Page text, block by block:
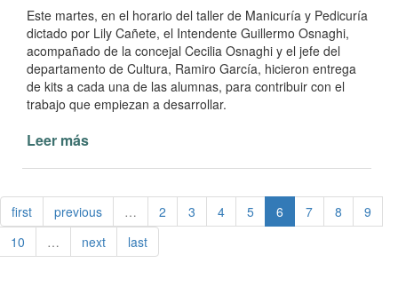
Este martes, en el horario del taller de Manicuría y Pedicuría
dictado por Lily Cañete, el Intendente Guillermo Osnaghi,
acompañado de la concejal Cecilia Osnaghi y el jefe del
departamento de Cultura, Ramiro García, hicieron entrega
de kits a cada una de las alumnas, para contribuir con el
trabajo que empiezan a desarrollar.
Leer más
presente
en
talleres
y
first previous … 2 3 4 5 6 7 8
9
10
… next last